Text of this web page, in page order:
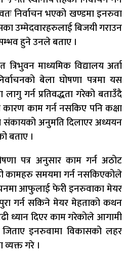
निर्वाचन भएको खण्डमा इनरुवा
उम्मेदवारहरुलाई बिजयी गराउन
हुने उनले बताए ।
माध्यमिक विद्यालय अर्ता
बेला घोषणा पत्रमा यस
लागु गर्न प्रतिवद्धता गरेको बताउँदै
कारण काम गर्न नसकिए पनि कक्षा
संकायको अनुमति दिलाएर अध्ययन
बताए ।
पत्र अनुसार काम गर्न अठोट
कामहरु समयमा गर्न नसकिएकोले
आफुलाई फेरी इनरुवाका मेयर
पुरा गर्न सकिने मेयर मेहताको कथन
ध्यान दिएर काम गरेकोले आगामी
जिताए इनरुवामा विकासको लहर
गरे ।